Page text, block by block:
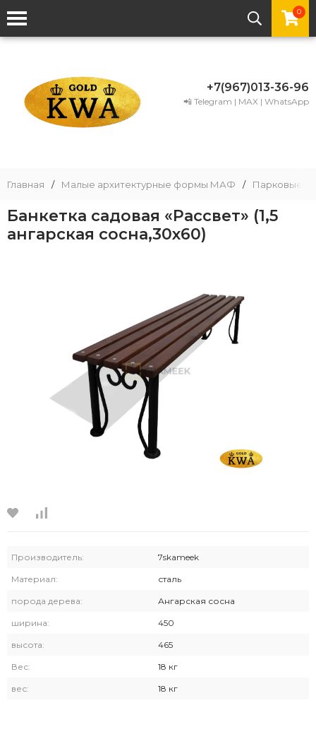
0
+7(967)013-36-96
📲 Telegram | MAX | WhatsApp
Главная / Малые архитектурные формы МАФ / Парковые и
Банкетка садовая «Рассвет» (1,5
ангарская сосна,30х60)
Производитель: 7skameek
Материал: сталь
порода дерева: Ангарская сосна
ширина: 450
высота: 465
Вес: 18 кг
вес: 18 кг